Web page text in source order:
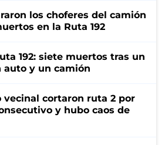
los choferes del camión
en la Ruta 192
192: siete muertos tras un
auto y un camión
vecinal cortaron ruta 2 por
y hubo caos de